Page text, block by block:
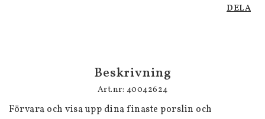
DELA
Beskrivning
Art.nr: 40042624
Förvara och visa upp dina finaste porslin och